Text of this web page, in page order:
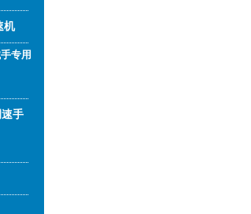
机
专用
手